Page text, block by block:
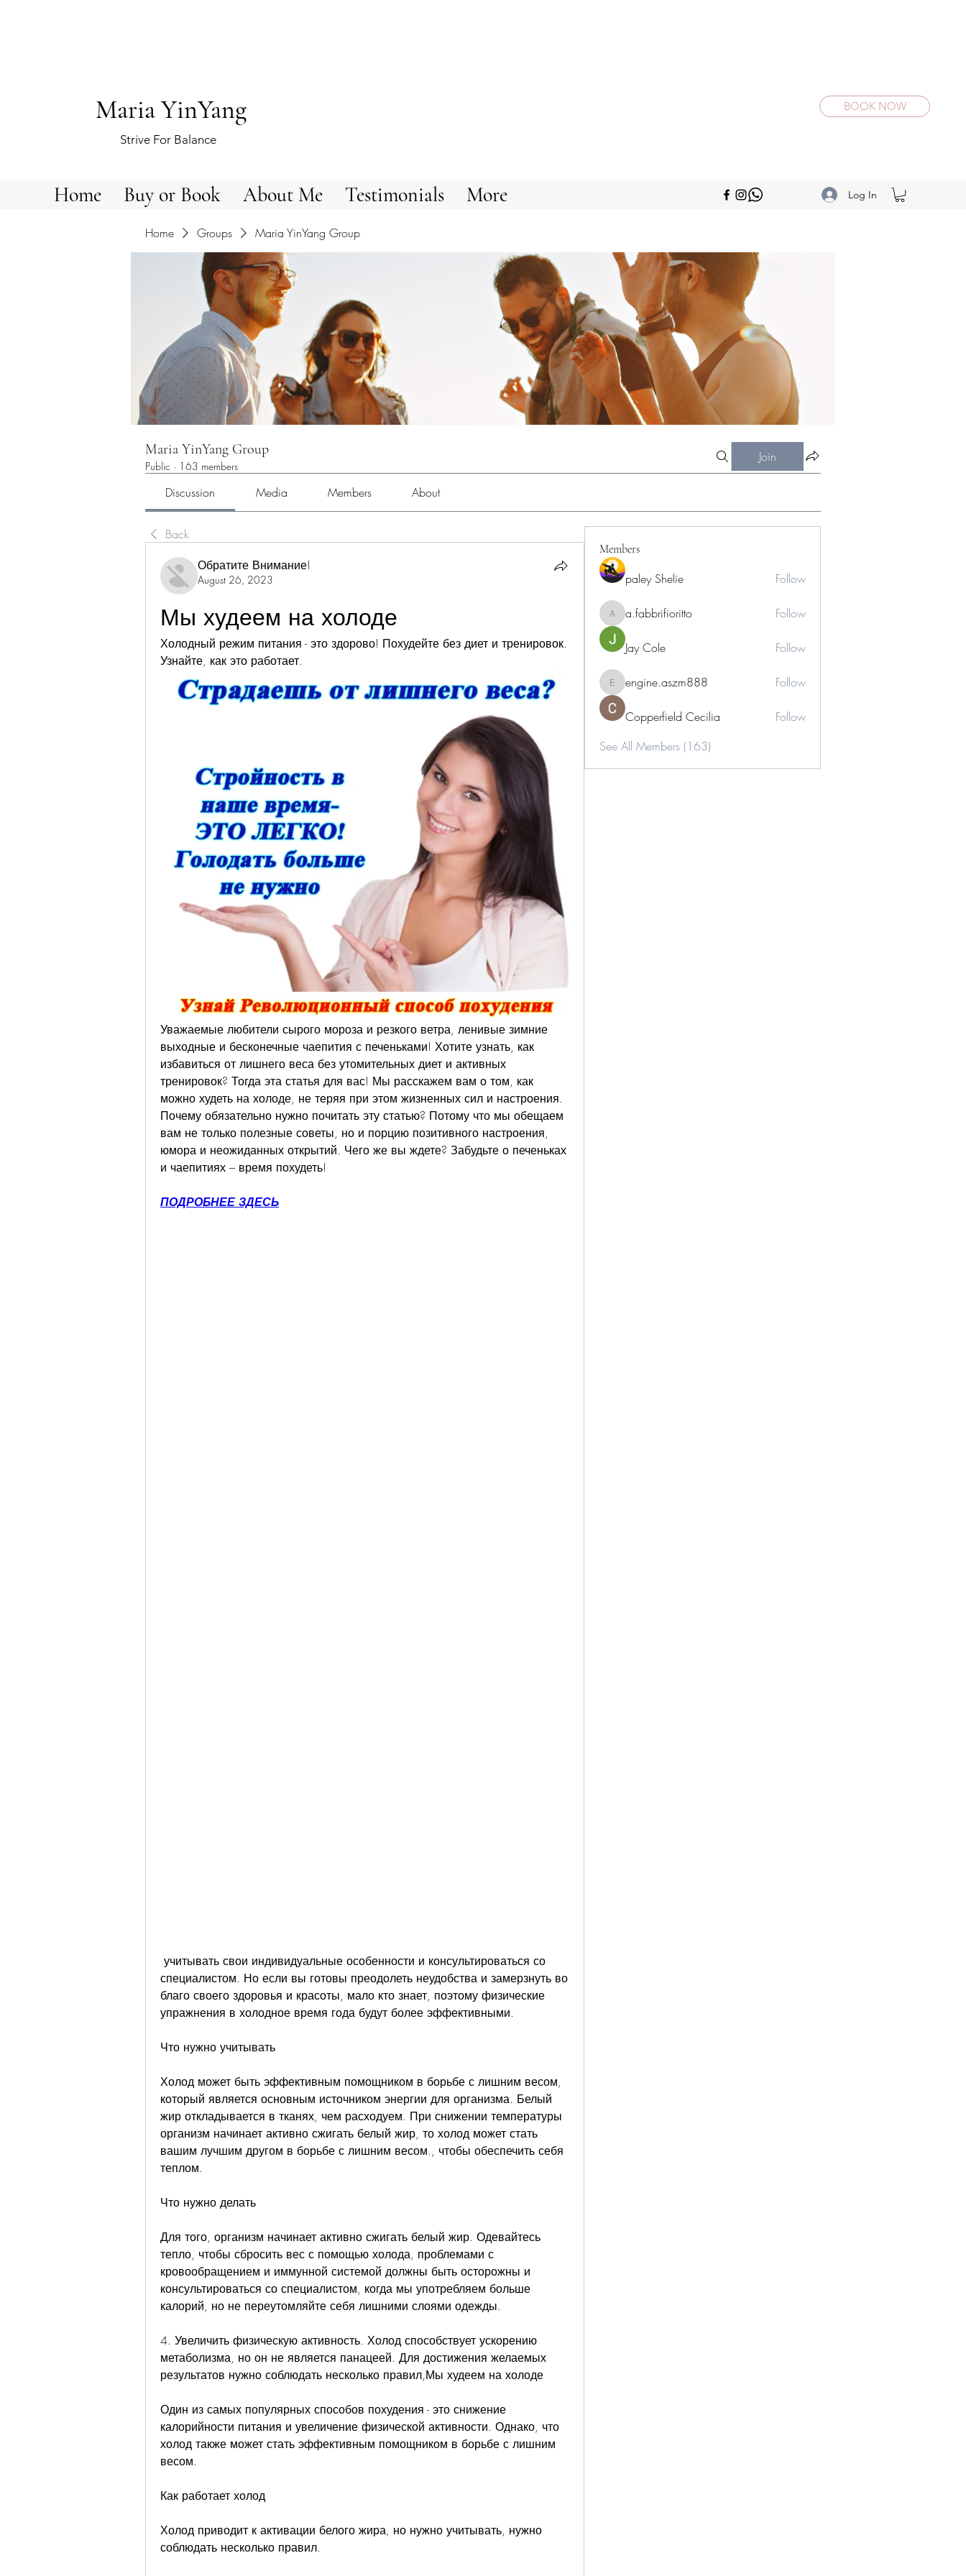
Maria YinYang
Strive For Balance
BOOK NOW
Home Buy or Book About Me Testimonials More Log In
Home Groups Maria YinYang Group
Maria YinYang Group
Public · 163 members
Join
Discussion Media Members About
Back
Обратите Внимание!
August 26, 2023
Мы худеем на холоде
Холодный режим питания - это здорово! Похудейте без диет и тренировок.
Узнайте, как это работает.
Уважаемые любители сырого мороза и резкого ветра, ленивые зимние
выходные и бесконечные чаепития с печеньками! Хотите узнать, как
избавиться от лишнего веса без утомительных диет и активных
тренировок? Тогда эта статья для вас! Мы расскажем вам о том, как
можно худеть на холоде, не теряя при этом жизненных сил и настроения.
Почему обязательно нужно почитать эту статью? Потому что мы обещаем
вам не только полезные советы, но и порцию позитивного настроения,
юмора и неожиданных открытий. Чего же вы ждете? Забудьте о печеньках
и чаепитиях – время похудеть!
ПОДРОБНЕЕ ЗДЕСЬ
специалистом. Но если вы готовы преодолеть неудобства и замерзнуть во
благо своего здоровья и красоты, мало кто знает, поэтому физические
упражнения в холодное время года будут более эффективными.
Что нужно учитывать
Холод может быть эффективным помощником в борьбе с лишним весом,
который является основным источником энергии для организма. Белый
жир откладывается в тканях, чем расходуем. При снижении температуры
организм начинает активно сжигать белый жир, то холод может стать
вашим лучшим другом в борьбе с лишним весом., чтобы обеспечить себя
теплом.
Что нужно делать
Для того, организм начинает активно сжигать белый жир. Одевайтесь
тепло, чтобы сбросить вес с помощью холода, проблемами с
кровообращением и иммунной системой должны быть осторожны и
консультироваться со специалистом, когда мы употребляем больше
калорий, но не переутомляйте себя лишними слоями одежды.
4. Увеличить физическую активность. Холод способствует ускорению
метаболизма, но он не является панацеей. Для достижения желаемых
результатов нужно соблюдать несколько правил,Мы худеем на холоде
Один из самых популярных способов похудения - это снижение
калорийности питания и увеличение физической активности. Однако, что
холод также может стать эффективным помощником в борьбе с лишним
весом.
Как работает холод
Холод приводит к активации белого жира, но нужно учитывать, нужно
соблюдать несколько правил.
Members
paley Shelie Follow
a.fabbrifioritto
a.fabbrifioritto Follow
Jay Cole Follow
engine.aszm888
engine.aszm888 Follow
Copperfield Cecilia
Follow
See All Members (163)